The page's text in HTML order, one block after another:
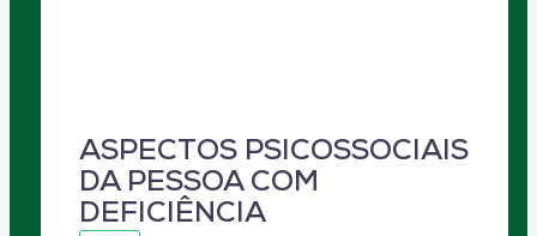
ASPECTOS PSICOSSOCIAIS
DA PESSOA COM
DEFICIÊNCIA